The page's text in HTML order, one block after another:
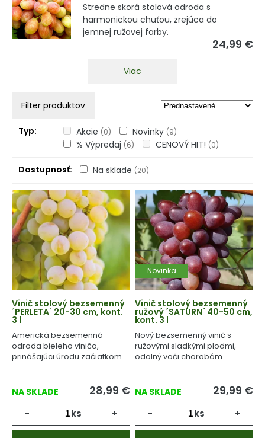
Stredne skorá stolová odroda s
harmonickou chuťou, zrejúca do
jemnej ružovej farby.
24,99 €
Viac
Filter produktov
Typ Akcie (0) Novinky (9)
% Výpredaj (6) CENOVÝ HIT! (0)
Dostupnosť Na sklade (20)
Vinič stolový bezsemenný
´PERLETA´ 20-30 cm, kont.
3 l
Americká bezsemenná
odroda bieleho viniča,
prinášajúci úrodu začiatkom
NA SKLADE 28,99 €
- ks +
Novinka
Vinič stolový bezsemenný
ružový ´SATURN´ 40-50 cm,
kont. 3 l
Nový bezsemenný vinič s
ružovými sladkými plodmi,
odolný voči chorobám.
NA SKLADE 29,99 €
- ks +